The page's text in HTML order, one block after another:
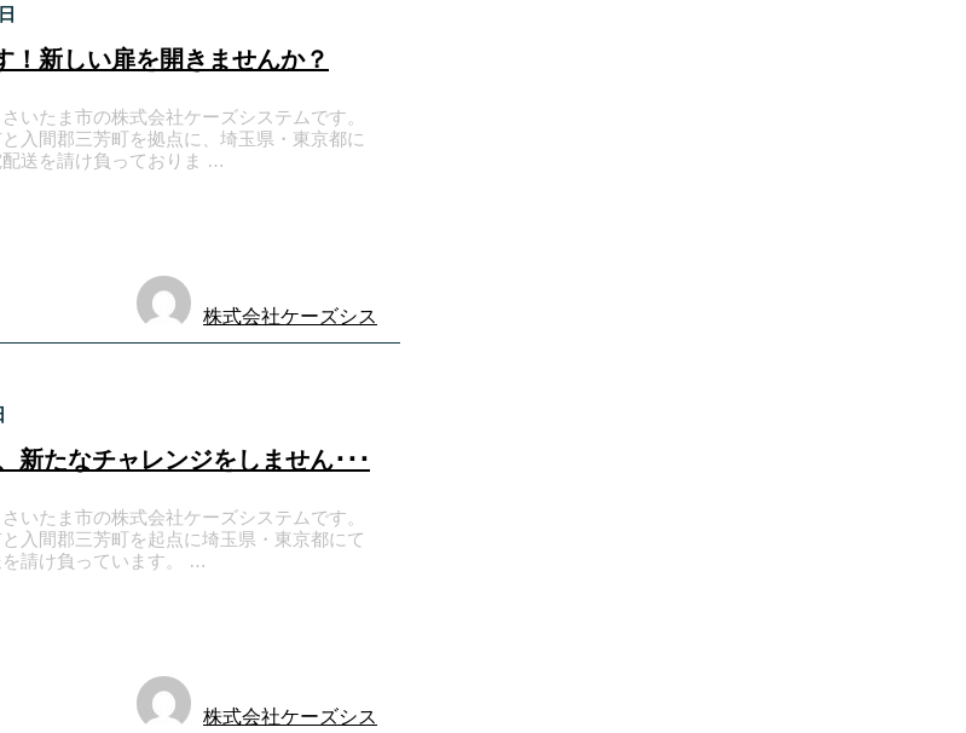
！新しい扉を開きませんか？
いたま市の株式会社ケーズシステムです。
入間郡三芳町を拠点に、埼玉県・東京都に
送を請け負っておりま …
株式会社ケーズシス
テム
新たなチャレンジをしません･･･
いたま市の株式会社ケーズシステムです。
入間郡三芳町を起点に埼玉県・東京都にて
請け負っています。 …
株式会社ケーズシス